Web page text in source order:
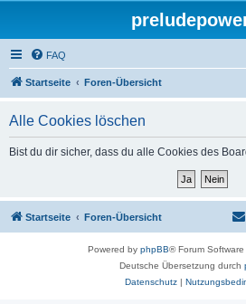
FAQ
Startseite Foren-Übersicht
Alle Cookies löschen
Bist du dir sicher, dass du alle Cookies des
Startseite Foren-Übersicht
Powered by phpBB® Forum
Deutsche Übersetzung durch
Datenschutz|